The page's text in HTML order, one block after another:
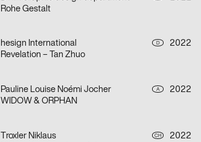
Rohe Gestalt
hesign International D
2022
Revelation – Tan Zhuo
Pauline Louise Noémi Jocher A
2022
WIDOW & ORPHAN
Troxler Niklaus CH
2022